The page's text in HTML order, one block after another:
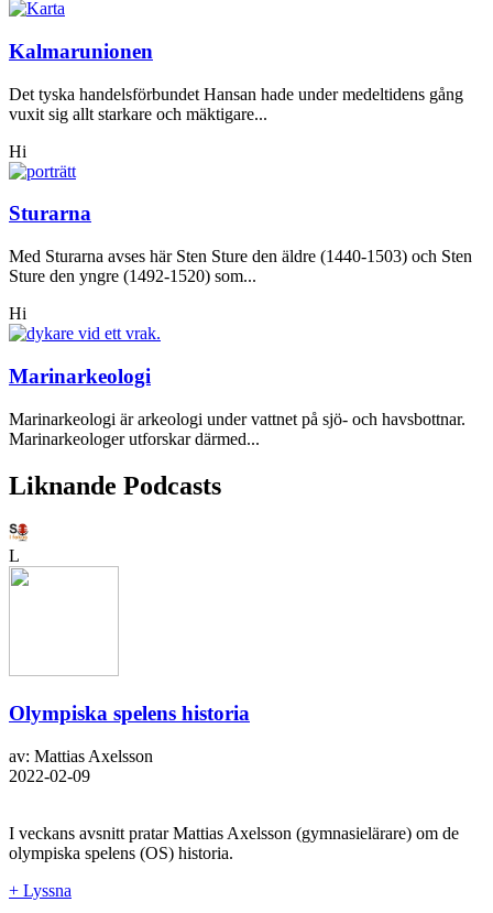
Kalmarunionen
Det tyska handelsförbundet Hansan hade under medeltidens gång
vuxit sig allt starkare och mäktigare...
Hi
Sturarna
Med Sturarna avses här Sten Sture den äldre (1440-1503) och Sten
Sture den yngre (1492-1520) som...
Hi
Marinarkeologi
Marinarkeologi är arkeologi under vattnet på sjö- och havsbottnar.
Marinarkeologer utforskar därmed...
Liknande Podcasts
L
Olympiska spelens historia
av: Mattias Axelsson
2022-02-09
I veckans avsnitt pratar Mattias Axelsson (gymnasielärare) om de
olympiska spelens (OS) historia.
+ Lyssna